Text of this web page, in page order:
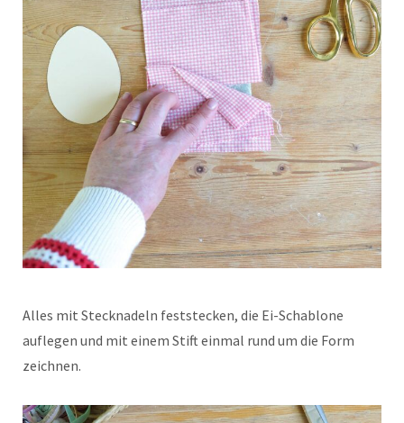
Alles mit Stecknadeln feststecken, die Ei-Schablone
auflegen und mit einem Stift einmal rund um die Form
zeichnen.